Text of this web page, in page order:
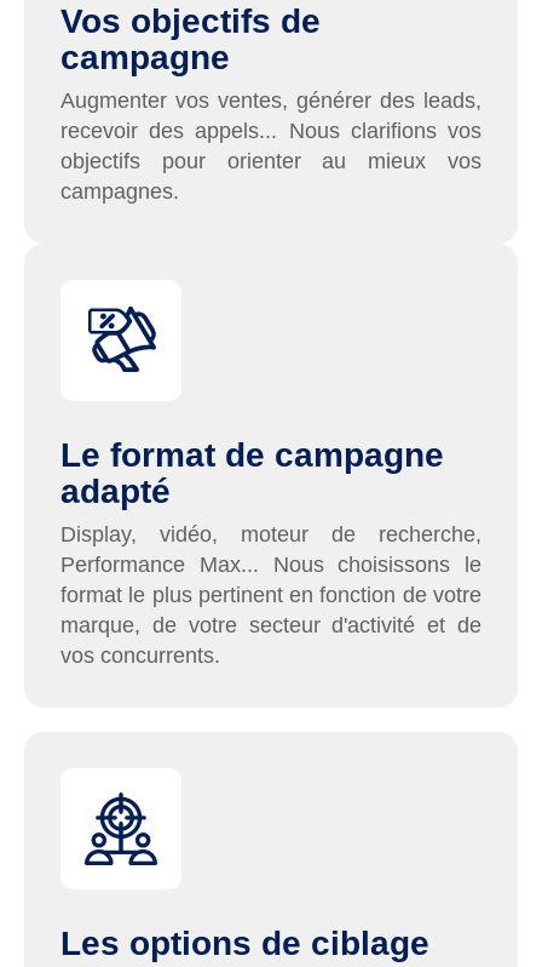
Vos objectifs de
campagne
Augmenter vos ventes, générer des leads,
recevoir des appels... Nous clarifions vos
objectifs pour orienter au mieux vos
campagnes.
Le format de campagne
adapté
Display, vidéo, moteur de recherche,
Performance Max... Nous choisissons le
format le plus pertinent en fonction de votre
marque, de votre secteur d'activité et de
vos concurrents.
Les options de ciblage